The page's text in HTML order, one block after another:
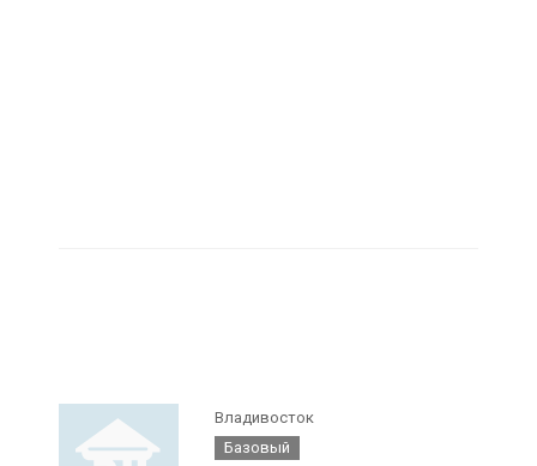
Владивосток
Базовый